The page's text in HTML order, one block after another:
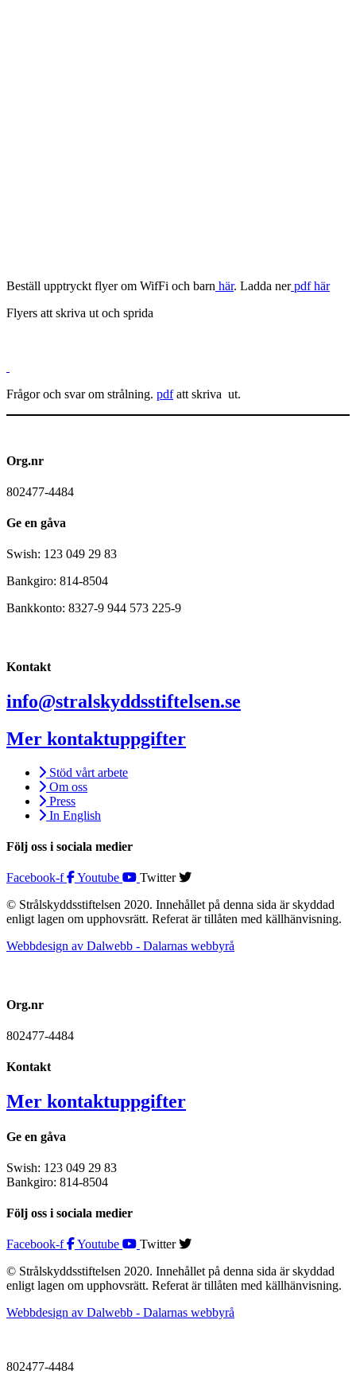
Beställ upptryckt flyer om WifFi och barn här. Ladda nerpdf här
Flyers att skriva ut och sprida
Frågor och svar om strålning. pdfatt skriva ut.
Org.nr
802477-4484
Ge en gåva
Swish: 123 049 29 83
Bankgiro: 814-8504
Bankkonto: 8327-9 944 573 225-9
Kontakt
info@stralskyddsstiftelsen.se
Mer kontaktuppgifter
Stöd vårt arbete
Om oss
Press
In English
Följ oss i sociala medier
Facebook-f Youtube
Twitter
© Strålskyddsstiftelsen 2020. Innehållet på denna sida är skyddad
enligt lagen om upphovsrätt. Referat är tillåten med källhänvisning.
Webbdesign av Dalwebb - Dalarnas webbyrå
Org.nr
802477-4484
Kontakt
Mer kontaktuppgifter
Ge en gåva
Swish: 123 049 29 83
Bankgiro: 814-8504
Följ oss i sociala medier
Facebook-f Youtube
Twitter
© Strålskyddsstiftelsen 2020. Innehållet på denna sida är skyddad
enligt lagen om upphovsrätt. Referat är tillåten med källhänvisning.
Webbdesign av Dalwebb - Dalarnas webbyrå
802477-4484